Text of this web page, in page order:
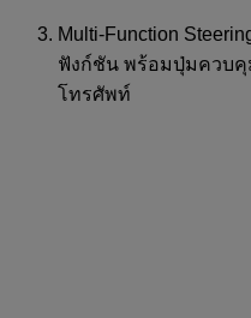
Multi-Function
ฟังก์ชัน พร้อมปุ่มควบคุ
โทรศัพท์